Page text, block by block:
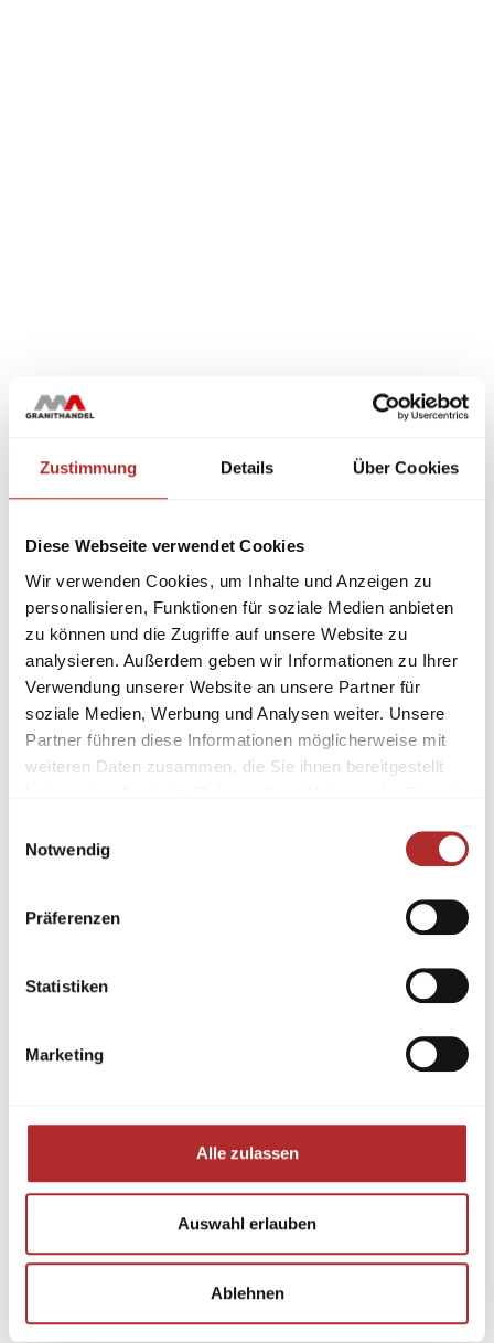
Zustimmung Details Über Cookies
Diese Webseite verwendet Cookies
Wir verwenden Cookies, um Inhalte und Anzeigen zu
personalisieren, Funktionen für soziale Medien anbieten
zu können und die Zugriffe auf unsere Website zu
analysieren. Außerdem geben wir Informationen zu Ihrer
Verwendung unserer Website an unsere Partner für
soziale Medien, Werbung und Analysen weiter. Unsere
Partner führen diese Informationen möglicherweise mit
weiteren Daten zusammen, die Sie ihnen bereitgestellt
Notwendig
Präferenzen
Statistiken
Marketing
Alle zulassen
Auswahl erlauben
Ablehnen